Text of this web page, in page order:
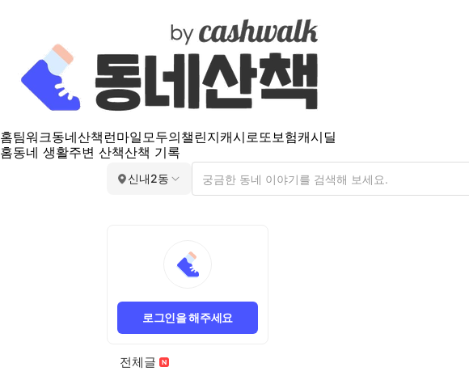
홈팀워크동네산책 런마일모두의챌린지캐시로또보험캐시딜
홈동네 생활주변 산책산책 기록
신내2동
로그인을 해주세요
전체글